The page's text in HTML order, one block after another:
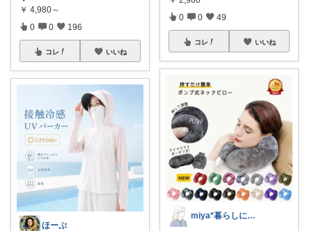
￥ 4,980～
0 0 196
コレ いいね
ほーぷ
0 0 49
コレ いいね
miya*暮らしに役立つ楽天セレクト